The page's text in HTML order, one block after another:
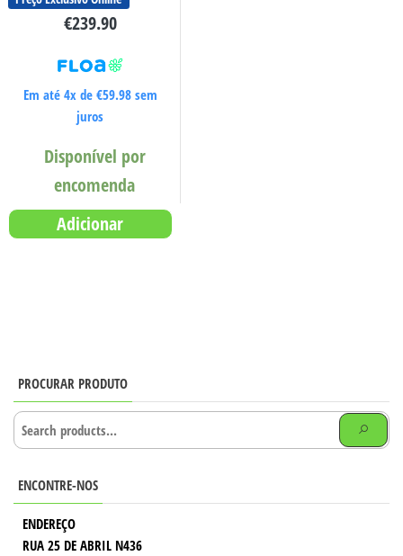
€239.90
Em até 4x de €59.98sem
juros
Disponível por
encomenda
Adicionar
PROCURAR PRODUTO
ENCONTRE-NOS
ENDEREÇO
RUA 25 DE ABRIL N436